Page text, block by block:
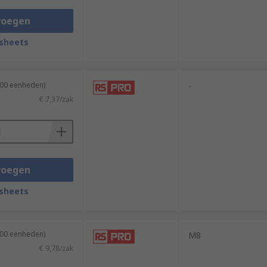
eenheden)
€ 7,37/zak
-
eenheden)
€ 9,78/zak
M8